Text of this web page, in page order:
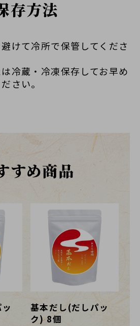
存方法
けて冷所で保管してくださ
冷蔵・冷凍保存してお早め
さい。
すめ商品
基本だし(だしパッ
ク) 8個